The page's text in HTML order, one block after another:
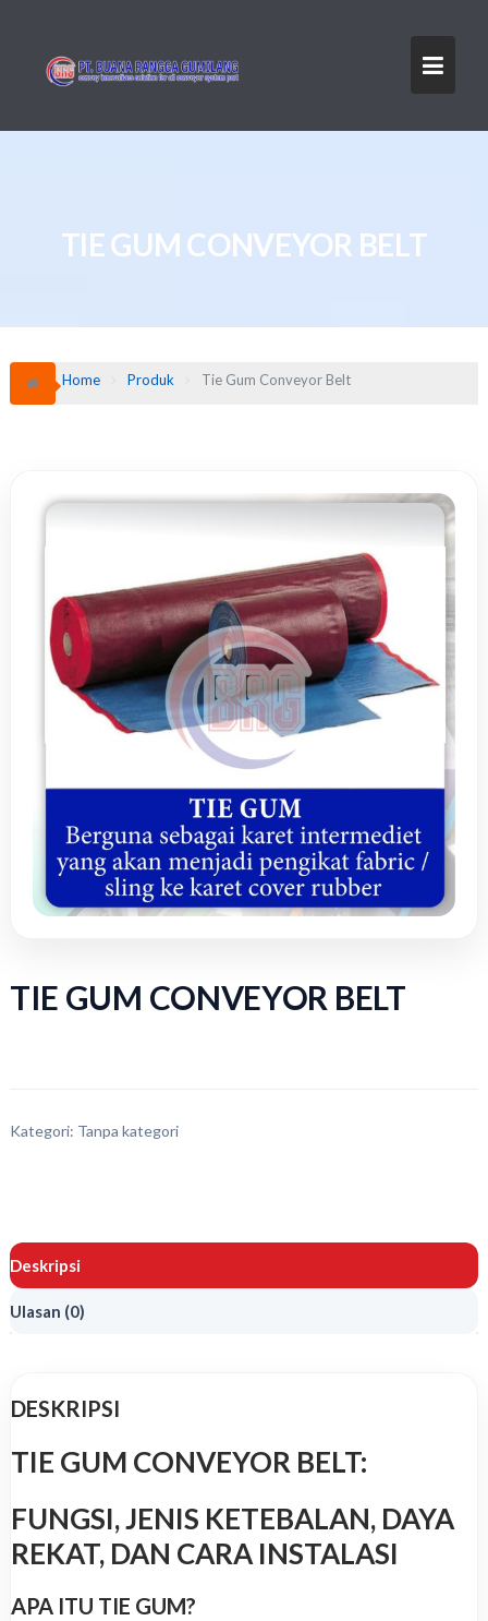
content
TIE GUM CONVEYOR BELT
Home Produk Tie Gum Conveyor Belt
TIE GUM CONVEYOR BELT
Kategori: Tanpa kategori
Deskripsi
Ulasan (0)
DESKRIPSI
TIE GUM CONVEYOR BELT:
FUNGSI, JENIS KETEBALAN, DAYA
REKAT, DAN CARA INSTALASI
APA ITU TIE GUM?